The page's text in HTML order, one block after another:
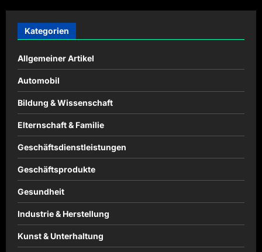
Kategorien
Allgemeiner Artikel
Automobil
Bildung & Wissenschaft
Elternschaft & Familie
Geschäftsdienstleistungen
Geschäftsprodukte
Gesundheit
Industrie & Herstellung
Kunst & Unterhaltung